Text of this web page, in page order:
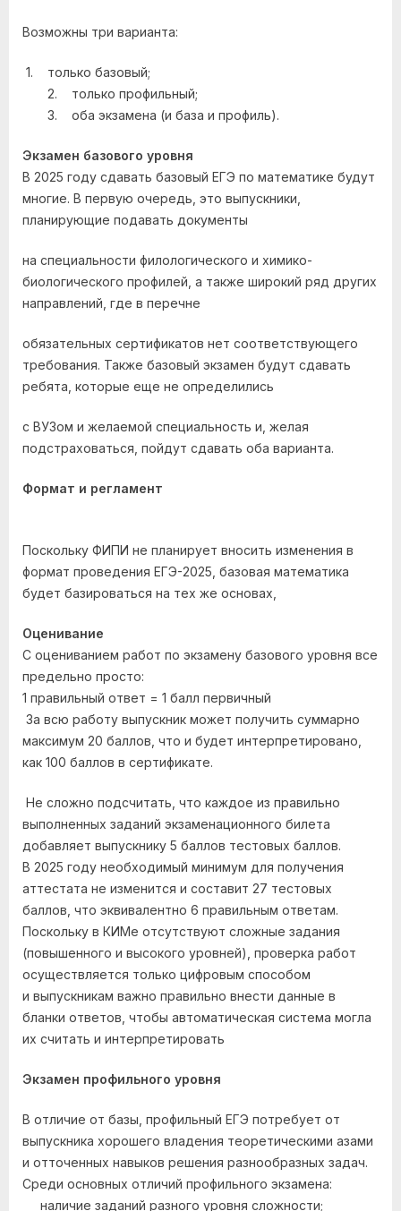
Возможны три варианта:
1. только базовый;
2. только профильный;
3. оба экзамена (и база и профиль).
Экзамен базового уровня
В 2025 году сдавать базовый ЕГЭ по математике будут
многие. В первую очередь, это выпускники,
планирующие подавать документы
на специальности филологического и химико-
биологического профилей, а также широкий ряд других
направлений, где в перечне
обязательных сертификатов нет соответствующего
требования. Также базовый экзамен будут сдавать
ребята, которые еще не определились
с ВУЗом и желаемой специальность и, желая
подстраховаться, пойдут сдавать оба варианта.
Формат и регламент
Поскольку ФИПИ не планирует вносить изменения в
формат проведения ЕГЭ-2025, базовая математика
будет базироваться на тех же основах,
Оценивание
С оцениванием работ по экзамену базового уровня все
предельно просто:
1 правильный ответ = 1 балл первичный
За всю работу выпускник может получить суммарно
максимум 20 баллов, что и будет интерпретировано,
как 100 баллов в сертификате.
Не сложно подсчитать, что каждое из правильно
выполненных заданий экзаменационного билета
добавляет выпускнику 5 баллов тестовых баллов.
В 2025 году необходимый минимум для получения
аттестата не изменится и составит 27 тестовых
баллов, что эквивалентно 6 правильным ответам.
Поскольку в КИМе отсутствуют сложные задания
(повышенного и высокого уровней), проверка работ
осуществляется только цифровым способом
и выпускникам важно правильно внести данные в
бланки ответов, чтобы автоматическая система могла
их считать и интерпретировать
Экзамен профильного уровня
В отличие от базы, профильный ЕГЭ потребует от
выпускника хорошего владения теоретическими азами
и отточенных навыков решения разнообразных задач.
Среди основных отличий профильного экзамена:
наличие заданий разного уровня сложности;